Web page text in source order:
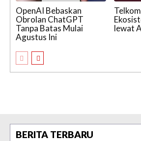
OpenAI Bebaskan
Obrolan ChatGPT
Tanpa Batas Mulai
Agustus Ini
lewat
BERITA TERBARU